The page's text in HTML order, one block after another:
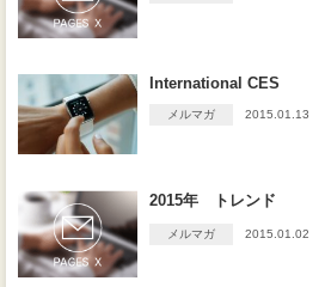
International CES
メルマガ 2015.01.13
2015年 トレンド
メルマガ 2015.01.02